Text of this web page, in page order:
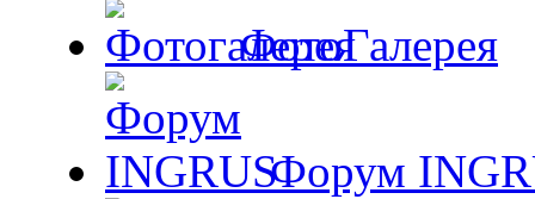
ФотоГалерея
Форум